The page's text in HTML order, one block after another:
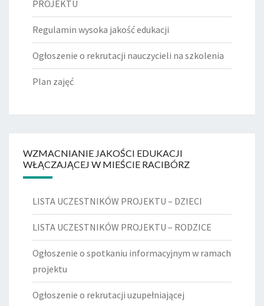
PROJEKTU
Regulamin wysoka jakość edukacji
Ogłoszenie o rekrutacji nauczycieli na szkolenia
Plan zajęć
WZMACNIANIE JAKOŚCI EDUKACJI
WŁĄCZAJĄCEJ W MIEŚCIE RACIBÓRZ
LISTA UCZESTNIKÓW PROJEKTU – DZIECI
LISTA UCZESTNIKÓW PROJEKTU – RODZICE
Ogłoszenie o spotkaniu informacyjnym w ramach
projektu
Ogłoszenie o rekrutacji uzupełniającej